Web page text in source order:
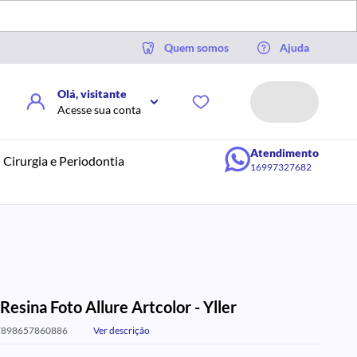
Quem somos Ajuda
Olá, visitante
Acesse sua conta
Cirurgia e Periodontia
Atendimento
16997327682
Foto Allure Artcolor - Yller
Ver descrição